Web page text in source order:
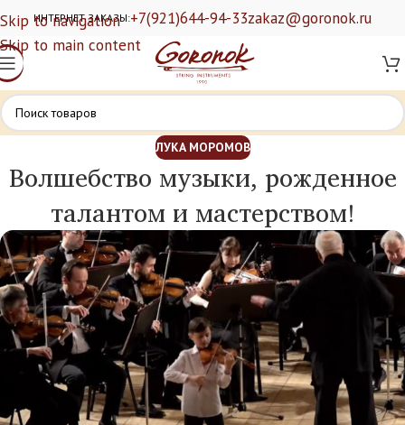
Skip to navigation
Skip to main content
ИНТЕРНЕТ ЗАКАЗЫ:+7(921)644-94-33zakaz@goronok.ru
ЛУКА МОРОМОВ
Волшебство музыки, рожденное
талантом и мастерством!